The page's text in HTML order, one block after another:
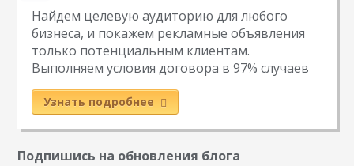
Найдем целевую аудиторию для любого
бизнеса, и покажем рекламные объявления
только потенциальным клиентам.
Выполняем условия договора в 97% случаев
Узнать подробнее
Подпишись на обновления блога